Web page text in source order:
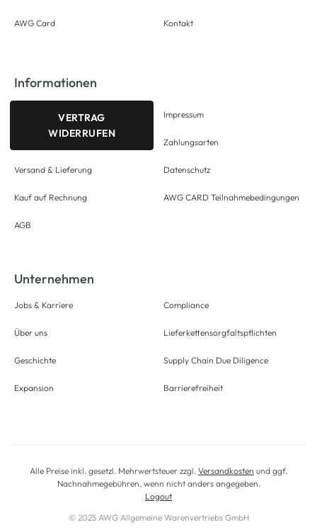
AWG Card Kontakt
Informationen
VERTRAG
WIDERRUFEN
Versand & Lieferung
Kauf auf Rechnung
AGB
Impressum
Zahlungsarten
Datenschutz
AWG CARD Teilnahmebedingungen
Unternehmen
Jobs & Karriere
Über uns
Geschichte
Expansion
Compliance
Lieferkettensorgfaltspflichten
Supply Chain Due Diligence
Barrierefreiheit
Alle Preise inkl. gesetzl. Mehrwertsteuer zzgl. Versandkosten und ggf.
Nachnahmegebühren, wenn nicht anders angegeben.
Logout
© 2025 AWG Allgemeine Warenvertriebs GmbH